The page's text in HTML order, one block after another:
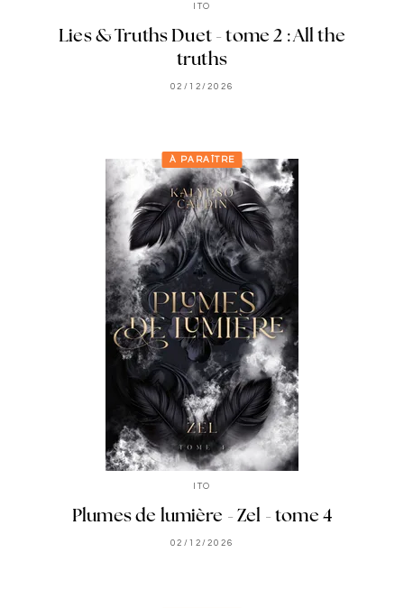
ITO
Lies & Truths Duet - tome 2 : All the
truths
02/12/2026
À PARAÎTRE
ITO
Plumes de lumière - Zel - tome 4
02/12/2026